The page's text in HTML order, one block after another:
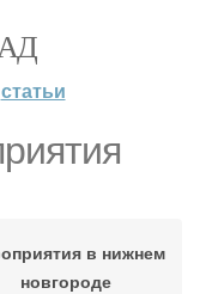
статьи
в нижнем
новгороде